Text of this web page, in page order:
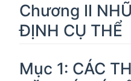
Chương II
ĐỊNH CỤ THỂ
Mục 1: CÁC